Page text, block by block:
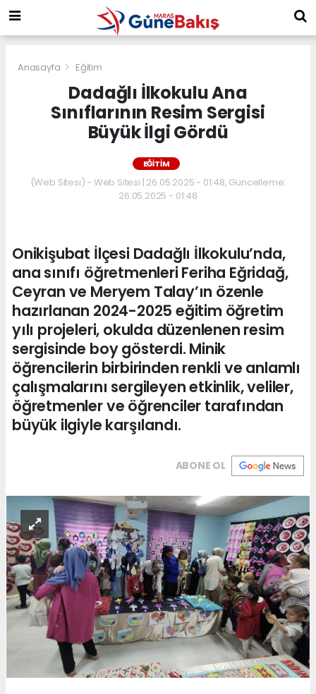
Anasayfa Eğitim
Dadağlı İlkokulu Ana
Sınıflarının Resim Sergisi
Büyük İlgi Gördü
EĞITIM
(Web Sitesi) - Web Sitesi | 26.05.2025 - 01:48, Güncelleme:
26.05.2025 - 01:48
Onikişubat İlçesi Dadağlı İlkokulu’nda,
ana sınıfı öğretmenleri Feriha Eğridağ,
Ceyran ve Meryem Talay’ın özenle
hazırlanan 2024-2025 eğitim öğretim
yılı projeleri, okulda düzenlenen resim
sergisinde boy gösterdi. Minik
öğrencilerin birbirinden renkli ve anlamlı
çalışmalarını sergileyen etkinlik, veliler,
öğretmenler ve öğrenciler tarafından
büyük ilgiyle karşılandı.
ABONE OL